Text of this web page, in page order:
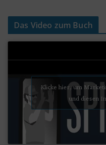
Das Video zum Buch
Klicke hier, um
und diesen